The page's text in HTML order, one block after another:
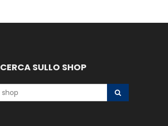
CERCA SULLO SHOP